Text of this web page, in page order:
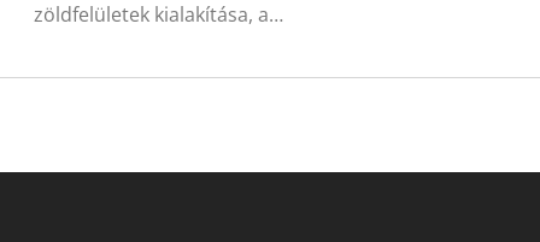
zöldfelületek kialakítása, a…